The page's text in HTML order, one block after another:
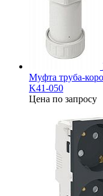
Муфта труба-
K41-050
Цена по запросу